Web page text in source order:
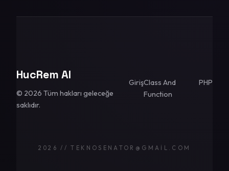
HucRem AI
© 2026 Tüm hakları geleceğe
saklıdır.
GirişClass And
Function
PHP
2026 // TEKNOSENATOR@GMAIL.COM